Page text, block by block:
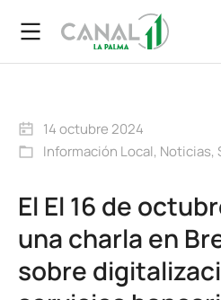
14 octubre 2024
Información Local, Noticias,
El El 16 de
una charla en
sobre